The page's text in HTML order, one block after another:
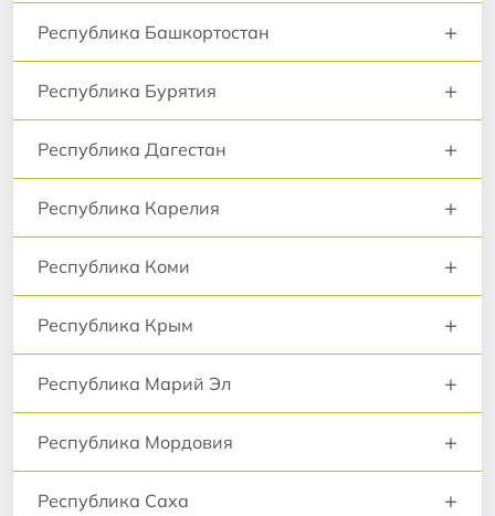
Республика Башкортостан +
Республика Бурятия +
Республика Дагестан +
Республика Карелия +
Республика Коми +
Республика Крым +
Республика Марий Эл +
Республика Мордовия +
Республика Саха +